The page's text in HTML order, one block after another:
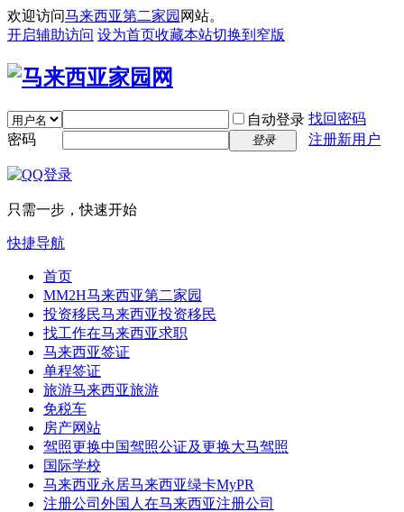
欢迎访问马来西亚第二家园 网站。
开启辅助访问 设为首页收藏本站切换到窄版
自动登录 找回密码
密码
登录 注册新用户
只需一步，快速开始
快捷导航
首页
MM2H马来西亚第二家园
投资移民马来西亚投资移民
找工作在马来西亚求职
马来西亚签证
单程签证
旅游马来西亚旅游
免税车
房产网站
驾照更换中国驾照公证及更换大马驾照
国际学校
马来西亚永居马来西亚绿卡MyPR
注册公司 外国人在马来西亚注册公司